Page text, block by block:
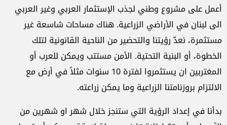
أعمل على مشروع وطني لجذب الإستثمار العربي وغير العربي
الى لبنان في الأراضي الزراعية. هناك مساحات شاسعة غير
مستثمرة، نعدّ رؤيتنا والتحضير من الناحية القانونية لتلك
الخطوة، أو البنية التحتية. الأمن مستتب ويمكن للعرب أو
المغتربين ان يستثمروا لفترة 10 سنوات مثلاً في أرض مع
الالتزام بروزنامتنا الزراعية وما يمكن زراعته.
بدأنا في إعداد الرؤية التي ستنجز خلال شهر او شهرين من